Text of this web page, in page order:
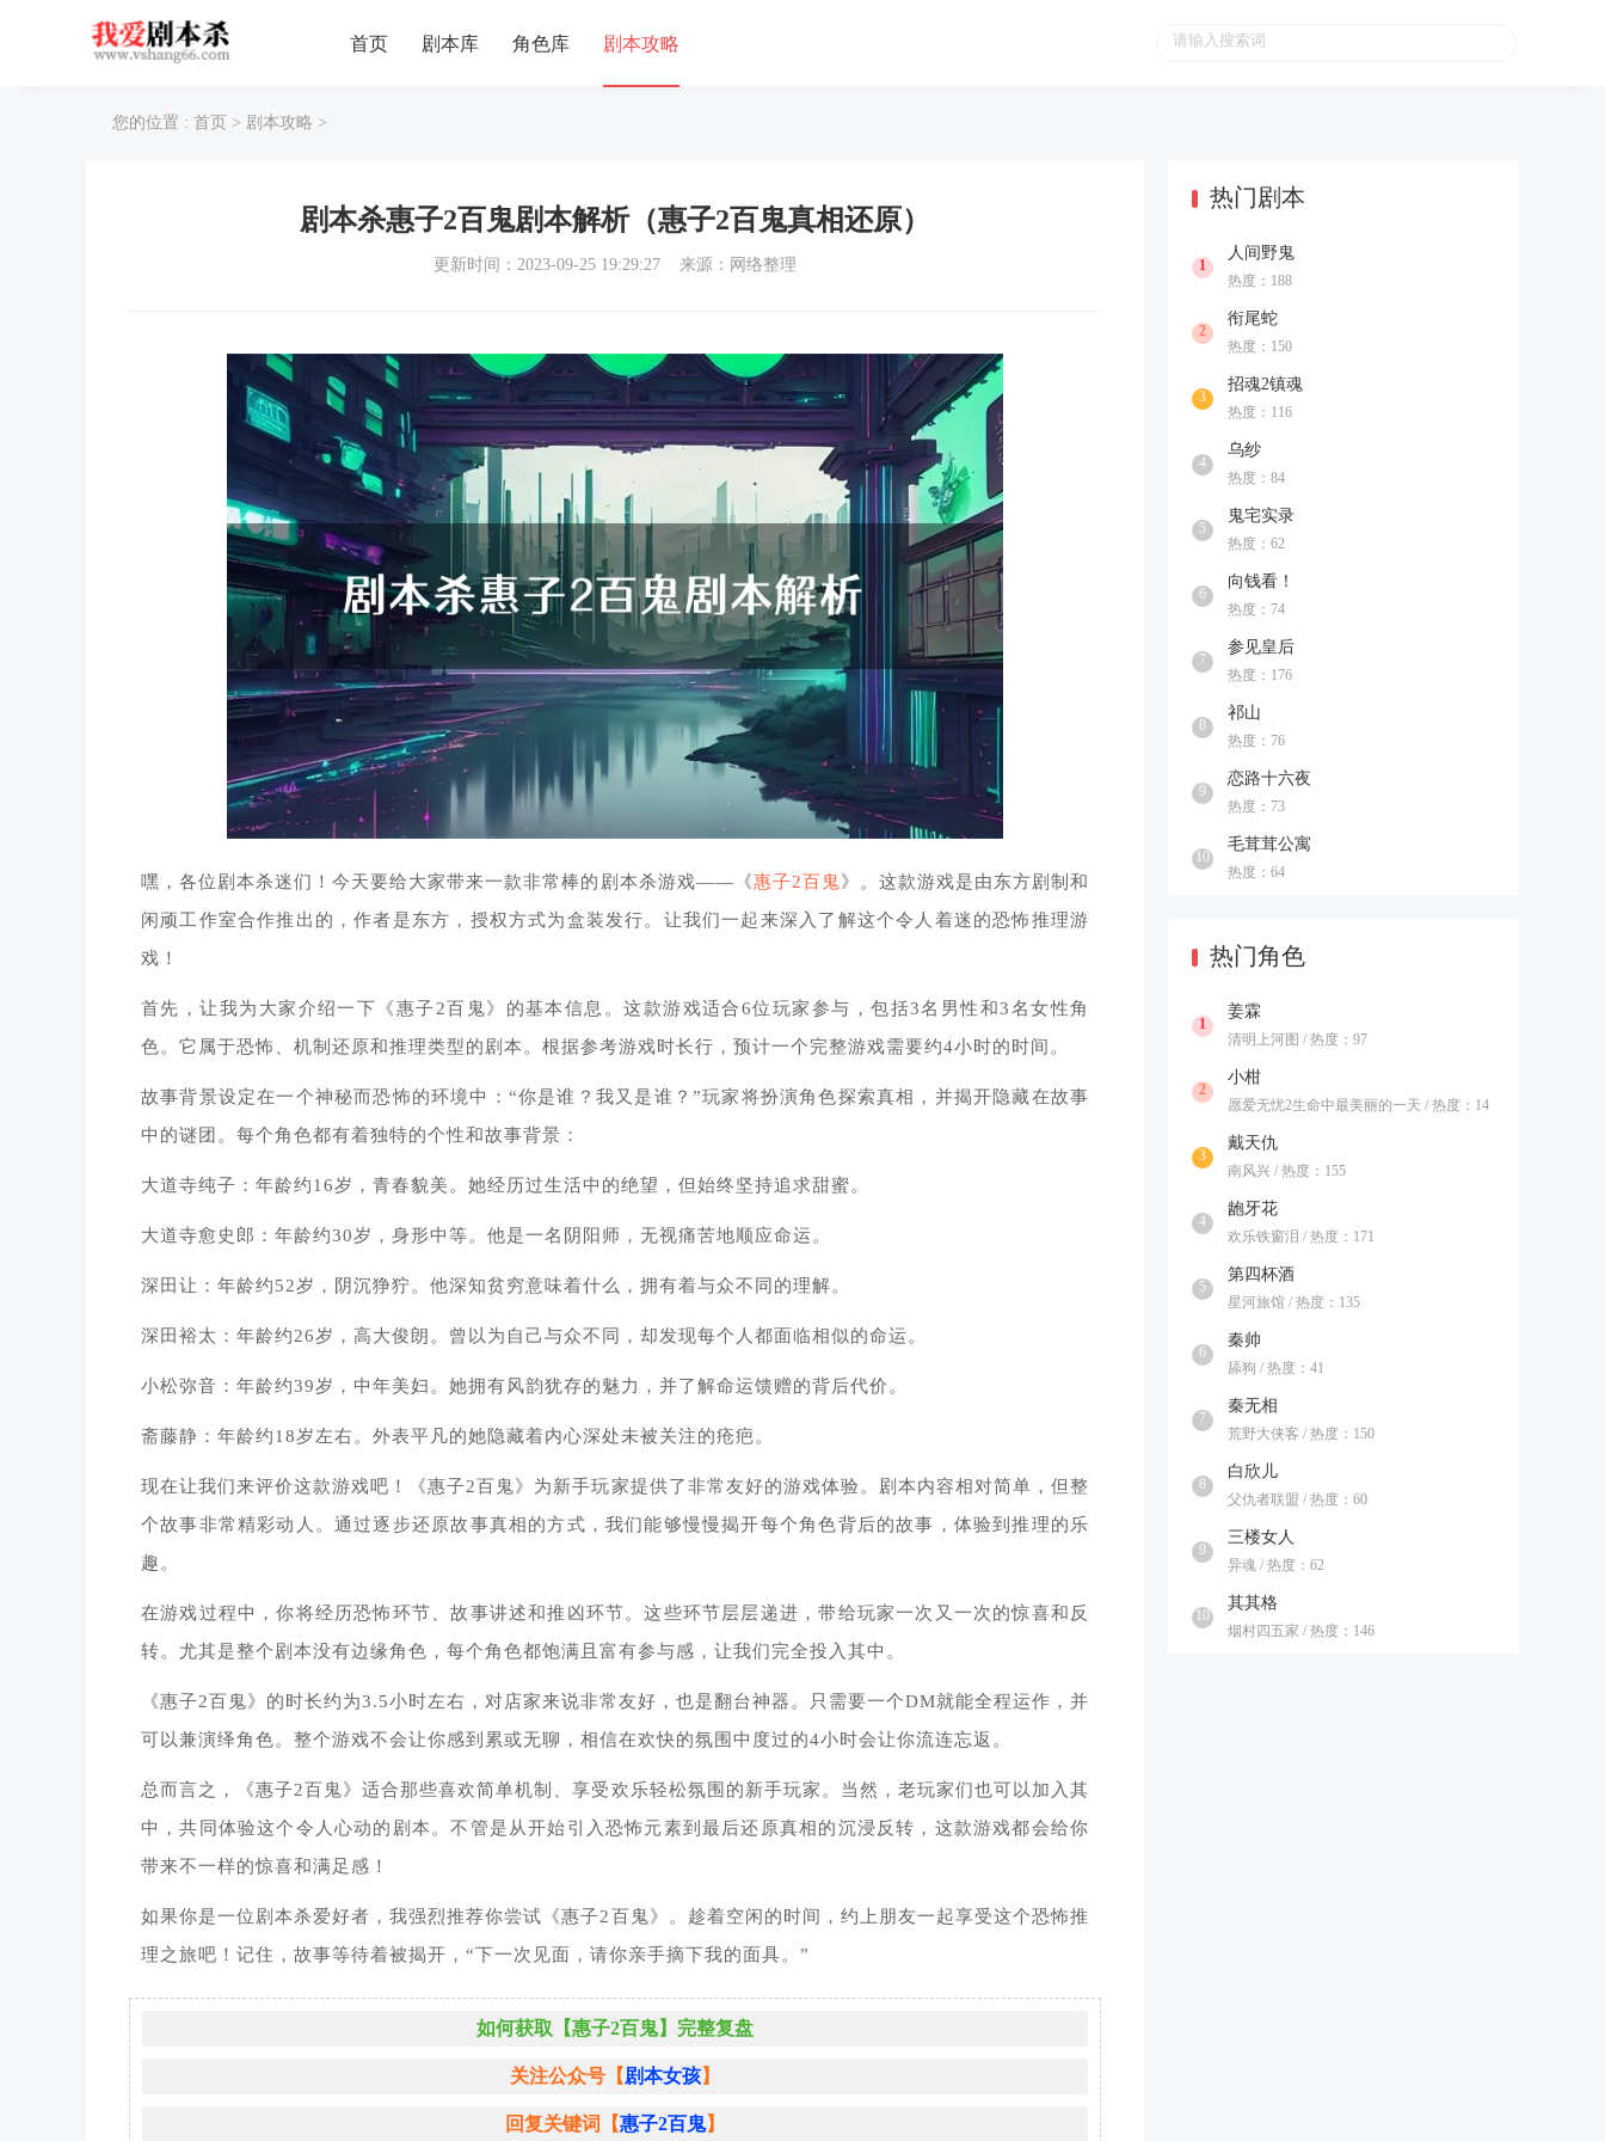
首页 剧本库 角色库 剧本攻略
您的位置 : 首页 > 剧本攻略 >
剧本杀惠子2百鬼剧本解析（惠子2百鬼真相还原）
更新时间：2023-09-25 19:29:27 来源：网络整理
嘿，各位剧本杀迷们！今天要给大家带来一款非常棒的剧本杀游戏——《惠子2百鬼》。这款游戏是由东方剧制和
闲顽工作室合作推出的，作者是东方，授权方式为盒装发行。让我们一起来深入了解这个令人着迷的恐怖推理游
戏！
首先，让我为大家介绍一下《惠子2百鬼》的基本信息。这款游戏适合6位玩家参与，包括3名男性和3名女性角
色。它属于恐怖、机制还原和推理类型的剧本。根据参考游戏时长行，预计一个完整游戏需要约4小时的时间。
故事背景设定在一个神秘而恐怖的环境中：“你是谁？我又是谁？”玩家将扮演角色探索真相，并揭开隐藏在故事
中的谜团。每个角色都有着独特的个性和故事背景：
大道寺纯子：年龄约16岁，青春貌美。她经历过生活中的绝望，但始终坚持追求甜蜜。
大道寺愈史郎：年龄约30岁，身形中等。他是一名阴阳师，无视痛苦地顺应命运。
深田让：年龄约52岁，阴沉狰狞。他深知贫穷意味着什么，拥有着与众不同的理解。
深田裕太：年龄约26岁，高大俊朗。曾以为自己与众不同，却发现每个人都面临相似的命运。
小松弥音：年龄约39岁，中年美妇。她拥有风韵犹存的魅力，并了解命运馈赠的背后代价。
斋藤静：年龄约18岁左右。外表平凡的她隐藏着内心深处未被关注的疮疤。
现在让我们来评价这款游戏吧！《惠子2百鬼》为新手玩家提供了非常友好的游戏体验。剧本内容相对简单，但整
个故事非常精彩动人。通过逐步还原故事真相的方式，我们能够慢慢揭开每个角色背后的故事，体验到推理的乐
趣。
在游戏过程中，你将经历恐怖环节、故事讲述和推凶环节。这些环节层层递进，带给玩家一次又一次的惊喜和反
转。尤其是整个剧本没有边缘角色，每个角色都饱满且富有参与感，让我们完全投入其中。
《惠子2百鬼》的时长约为3.5小时左右，对店家来说非常友好，也是翻台神器。只需要一个DM就能全程运作，并
可以兼演绎角色。整个游戏不会让你感到累或无聊，相信在欢快的氛围中度过的4小时会让你流连忘返。
总而言之，《惠子2百鬼》适合那些喜欢简单机制、享受欢乐轻松氛围的新手玩家。当然，老玩家们也可以加入其
中，共同体验这个令人心动的剧本。不管是从开始引入恐怖元素到最后还原真相的沉浸反转，这款游戏都会给你
带来不一样的惊喜和满足感！
如果你是一位剧本杀爱好者，我强烈推荐你尝试《惠子2百鬼》。趁着空闲的时间，约上朋友一起享受这个恐怖推
理之旅吧！记住，故事等待着被揭开，“下一次见面，请你亲手摘下我的面具。”
如何获取【惠子2百鬼】完整复盘
关注公众号【剧本女孩】
回复关键词【惠子2百鬼】
热门剧本
1
人间野鬼
热度：188
2
衔尾蛇
热度：150
3
招魂2镇魂
热度：116
4
乌纱
热度：84
5
鬼宅实录
热度：62
6
向钱看！
热度：74
7
参见皇后
热度：176
8
祁山
热度：76
9
恋路十六夜
热度：73
10
毛茸茸公寓
热度：64
热门角色
1
姜霖
清明上河图 / 热度：97
2
小柑
愿爱无忧2生命中最美丽的一天 / 热度：14
3
戴天仇
南风兴 / 热度：155
4
龅牙花
欢乐铁窗泪 / 热度：171
5
第四杯酒
星河旅馆 / 热度：135
6
秦帅
舔狗 / 热度：41
7
秦无相
荒野大侠客 / 热度：150
8
白欣儿
父仇者联盟 / 热度：60
9
三楼女人
异魂 / 热度：62
10
其其格
烟村四五家 / 热度：146